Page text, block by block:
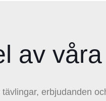
av
tävlingar, erbjudanden